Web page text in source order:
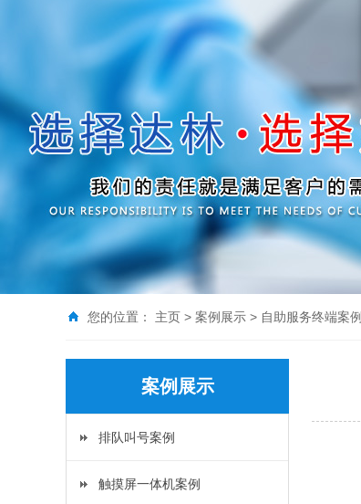
您的位置： 主页 > 案例展示 > 自助服务终端案例
案例展示
排队叫号案例
触摸屏一体机案例